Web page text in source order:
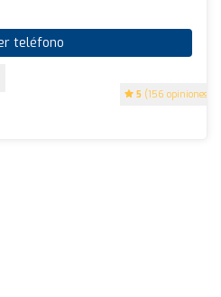
5 (156 opiniones)
teléfono